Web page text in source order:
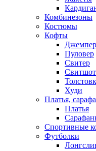
Комбинезоны
Костюмы
Кофты
Пуловер
Свитер
Свитшот
Худи
Платья,
Платья
Спортивные
Футболки